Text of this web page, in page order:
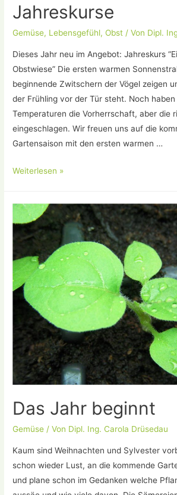
Jahreskurse
Gemüse, Lebensgefühl, Obst / Von Dipl.
Dieses Jahr neu im Angebot: Jahreskurs
Obstwiese” Die ersten warmen
beginnende Zwitschern der Vögel zeigen
der Frühling vor der Tür steht. Noch haben
Temperaturen die Vorherrschaft, aber die
eingeschlagen. Wir freuen uns auf die
Gartensaison mit den ersten warmen …
Jetzt
Gartenjahr
planen.
für
die
Jahreskurse
Weiterlesen »
Das Jahr beginnt
Gemüse / Von Dipl. Ing. Carola Drüsedau
Kaum sind Weihnachten und Sylvester
schon wieder Lust, an die kommende
und plane schon im Gedanken welche